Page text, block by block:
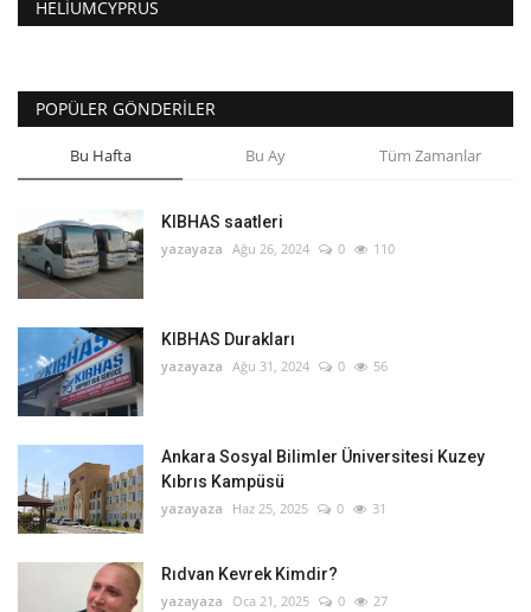
HELIUMCYPRUS
POPÜLER GÖNDERILER
Bu Hafta Bu Ay Tüm Zamanlar
KIBHAS saatleri
yazayaza Ağu 26, 2024 0 110
KIBHAS Durakları
yazayaza Ağu 31, 2024 0 56
Ankara Sosyal Bilimler Üniversitesi Kuzey
Kıbrıs Kampüsü
yazayaza Haz 25, 2025 0 31
Rıdvan Kevrek Kimdir?
yazayaza Oca 21, 2025 0 27